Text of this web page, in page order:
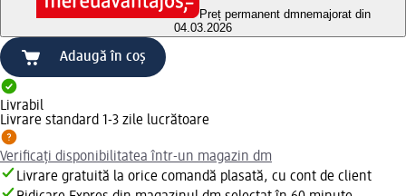
Preț permanent dmnemajorat din
04.03.2026
Adaugă în coș
Livrabil
Livrare standard 1-3 zile lucrătoare
Verificați disponibilitatea într-un magazin dm
Livrare gratuită la orice comandă plasată, cu cont de client